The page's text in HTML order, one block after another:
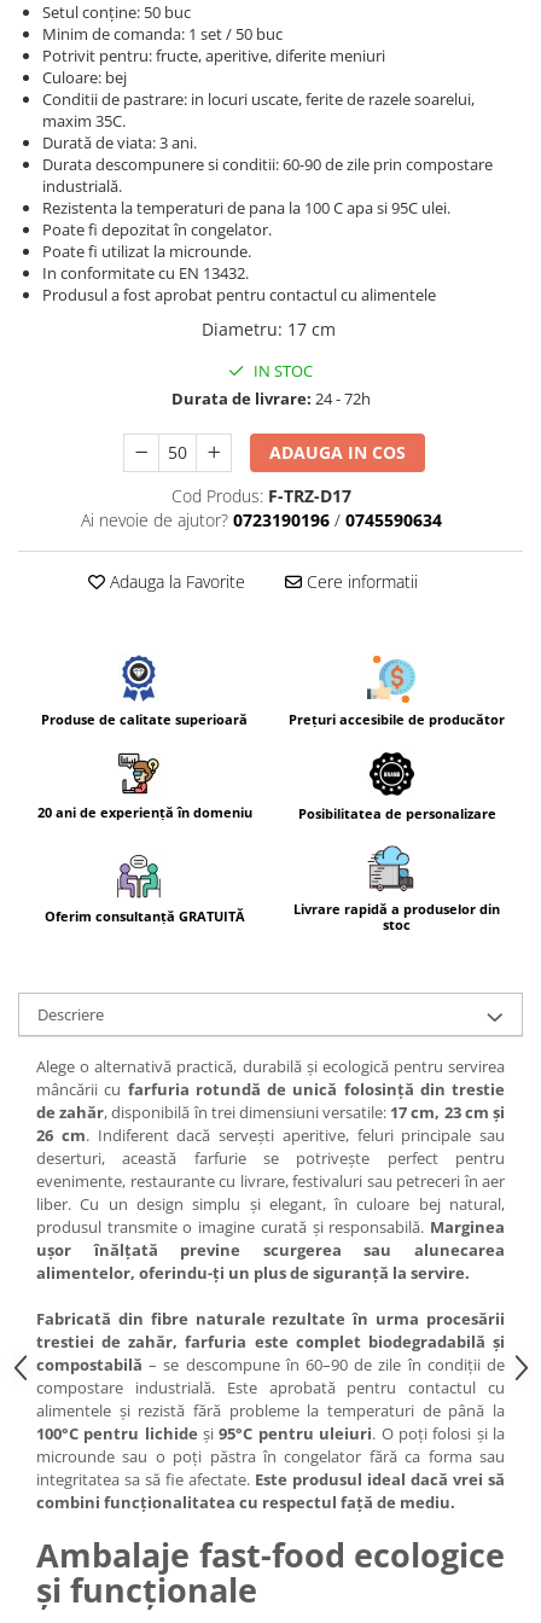
Setul conține: 50 buc
Minim de comanda: 1 set / 50 buc
Potrivit pentru: fructe, aperitive, diferite meniuri
Culoare: bej
Conditii de pastrare: in locuri uscate, ferite de razele soarelui,
maxim 35C.
Durată de viata: 3 ani.
Durata descompunere si conditii: 60-90 de zile prin compostare
industrială.
Rezistenta la temperaturi de pana la 100 C apa si 95C ulei.
Poate fi depozitat în congelator.
Poate fi utilizat la microunde.
In conformitate cu EN 13432.
Produsul a fost aprobat pentru contactul cu alimentele
Diametru: 17 cm
IN STOC
Durata de livrare: 24 - 72h
ADAUGA IN COS
Cod Produs: F-TRZ-D17
Ai nevoie de ajutor? 0723190196 / 0745590634
Adauga la Favorite Cere informatii
Produse de calitate superioară Prețuri accesibile de producător
20 ani de experiență în domeniu Posibilitatea de personalizare
Oferim consultanță GRATUITĂ
Livrare rapidă a produselor din
stoc
Descriere
Alege o alternativă practică, durabilă și ecologică pentru servirea
mâncării cu farfuria rotundă de unică folosință din trestie
de zahăr, disponibilă în trei dimensiuni versatile: 17 cm, 23 cm și
26 cm. Indiferent dacă servești aperitive, feluri principale sau
deserturi, această farfurie se potrivește perfect pentru
evenimente, restaurante cu livrare, festivaluri sau petreceri în aer
liber. Cu un design simplu și elegant, în culoare bej natural,
produsul transmite o imagine curată și responsabilă. Marginea
ușor înălțată previne scurgerea sau alunecarea
alimentelor, oferindu-ți un plus de siguranță la servire.
Fabricată din fibre naturale rezultate în urma procesării
trestiei de zahăr, farfuria este complet biodegradabilă și
compostabilă – se descompune în 60–90 de zile în condiții de
compostare industrială. Este aprobată pentru contactul cu
alimentele și rezistă fără probleme la temperaturi de până la
100°C pentru lichide și95°C pentru uleiuri. O poți folosi și la
microunde sau o poți păstra în congelator fără ca forma sau
integritatea sa să fie afectate. Este produsul ideal dacă vrei să
combini funcționalitatea cu respectul față de mediu.
Ambalaje fast-food ecologice
și funcționale